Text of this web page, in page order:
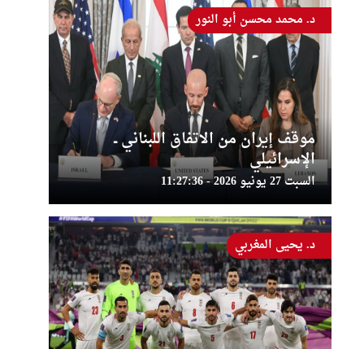
موقف إيران من الاتفاق اللبناني ــ
الإسرائيلي
السبت 27 يونيو 2026 - 11:27:36
د. محمد محسن أبو النور
د. يحيى المغربي